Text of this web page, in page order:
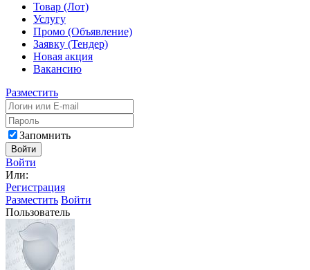
Товар (Лот)
Услугу
Промо (Объявление)
Заявку (Тендер)
Новая акция
Вакансию
Разместить
Запомнить
Войти
Войти
Или:
Регистрация
Разместить Войти
Пользователь